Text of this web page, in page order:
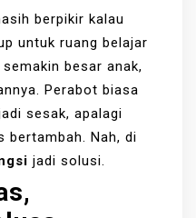
berpikir kalau
untuk ruang belajar
besar anak,
Perabot biasa
sesak, apalagi
bertambah. Nah, di
jadi solusi.